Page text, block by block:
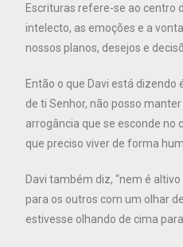
Escrituras refere-se ao centro
intelecto, as emoções e a
nossos planos, desejos e
Então o que Davi está dizendo
de ti Senhor, não posso
arrogância que se esconde no
que preciso viver de forma
Davi também diz, “nem é
para os outros com um olhar
estivesse olhando de cima para